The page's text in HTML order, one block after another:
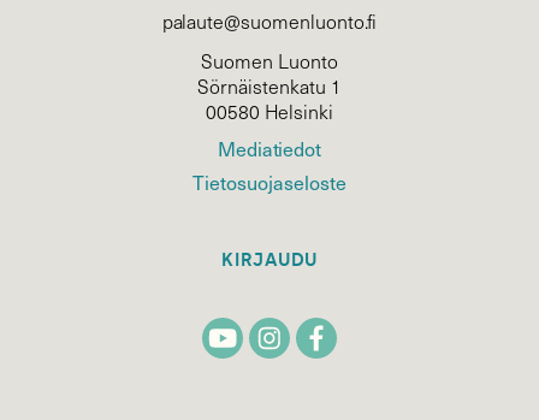
palaute@suomenluonto.fi
Suomen Luonto
Sörnäistenkatu 1
00580 Helsinki
Mediatiedot
Tietosuojaseloste
KIRJAUDU